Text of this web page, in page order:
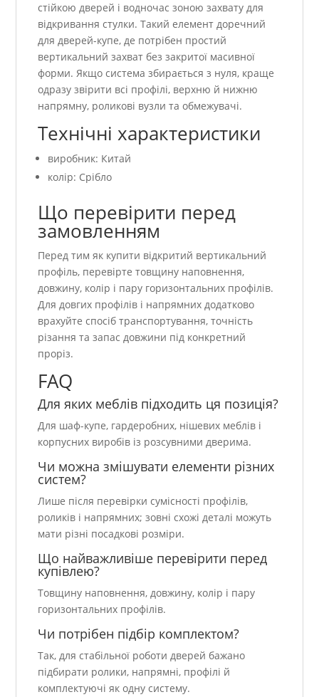
стійкою дверей і водночас зоною захвату для
відкривання стулки. Такий елемент доречний
для дверей-купе, де потрібен простий
вертикальний захват без закритої масивної
форми. Якщо система збирається з нуля, краще
одразу звірити всі профілі, верхню й нижню
напрямну, роликові вузли та обмежувачі.
Технічні характеристики
виробник: Китай
колір: Срібло
Що перевірити перед
замовленням
Перед тим як купити відкритий вертикальний
профіль, перевірте товщину наповнення,
довжину, колір і пару горизонтальних профілів.
Для довгих профілів і напрямних додатково
врахуйте спосіб транспортування, точність
різання та запас довжини під конкретний
проріз.
FAQ
Для яких меблів підходить ця позиція?
Для шаф-купе, гардеробних, нішевих меблів і
корпусних виробів із розсувними дверима.
Чи можна змішувати елементи різних
систем?
Лише після перевірки сумісності профілів,
роликів і напрямних; зовні схожі деталі можуть
мати різні посадкові розміри.
Що найважливіше перевірити перед
купівлею?
Товщину наповнення, довжину, колір і пару
горизонтальних профілів.
Чи потрібен підбір комплектом?
Так, для стабільної роботи дверей бажано
підбирати ролики, напрямні, профілі й
комплектуючі як одну систему.